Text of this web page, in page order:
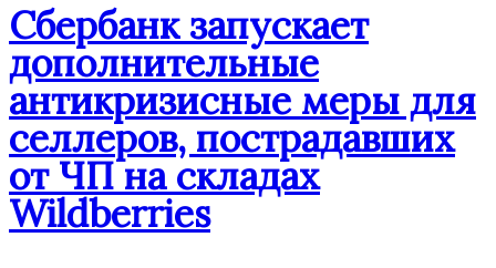
Сбербанк запускает
дополнительные
антикризисные меры для
селлеров, пострадавших
от ЧП на складах
Wildberries